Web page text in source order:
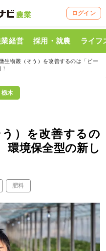
ログイン
業経営 採用・就農 ライフ
生物叢（そう）を改善するのは「ビー
栃木
）を改善するの
境保全型の新し
肥料